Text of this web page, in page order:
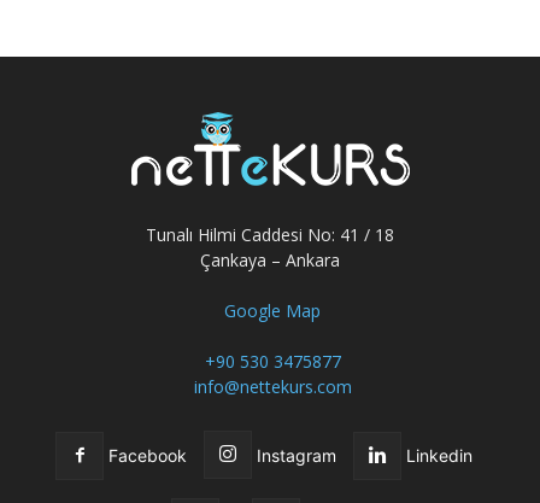
Tunalı Hilmi Caddesi No: 41 / 18
Çankaya – Ankara
Google Map
+90 530 3475877
info@nettekurs.com
Facebook Instagram Linkedin